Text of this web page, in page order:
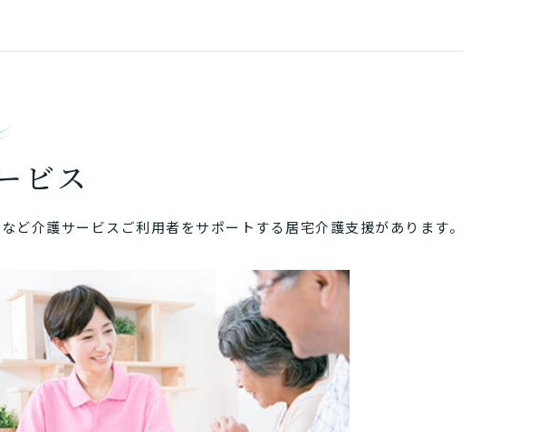
ビス
介護サービスご利用者をサポートする居宅介護支援があります。